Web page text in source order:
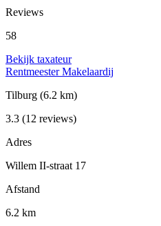
Reviews
58
Bekijk taxateur
Rentmeester Makelaardij
Tilburg (6.2 km)
3.3 (12 reviews)
Adres
Willem II-straat 17
Afstand
6.2 km